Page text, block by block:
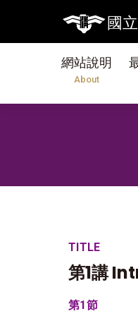
國
網站說明
About
TITLE
第1講
第1節